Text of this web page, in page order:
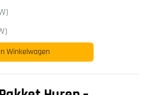
In Winkelwagen